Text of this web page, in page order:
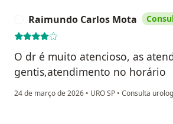
Raimundo Carlos Mota
O dr é muito atencioso, as
gentis,atendimento no horário
24 de março de 2026 • URO SP • Consulta